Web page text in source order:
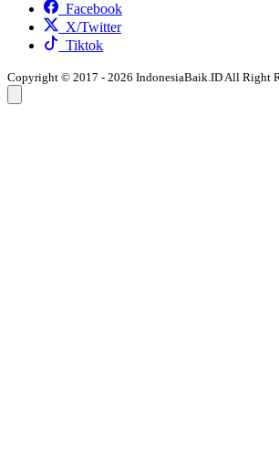
Facebook
X/Twitter
Tiktok
Copyright © 2017 - 2026 IndonesiaBaik.ID All Right